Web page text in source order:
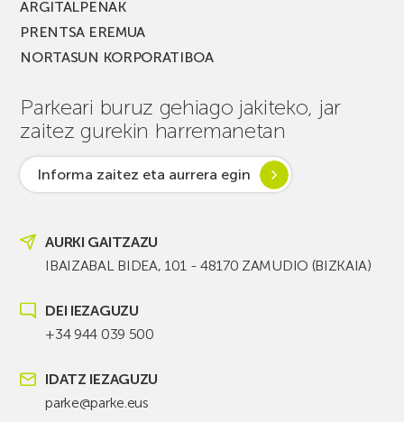
ARGITALPENAK
PRENTSA EREMUA
NORTASUN KORPORATIBOA
Parkeari buruz gehiago jakiteko, jar
zaitez gurekin harremanetan
Informa zaitez eta aurrera egin
AURKI GAITZAZU
IBAIZABAL BIDEA, 101 - 48170 ZAMUDIO (BIZKAIA)
DEI IEZAGUZU
+34 944 039 500
IDATZ IEZAGUZU
parke@parke.eus